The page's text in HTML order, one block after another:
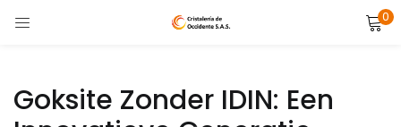
0
Enter your username and password to login.
Goksite Zonder IDIN: Een